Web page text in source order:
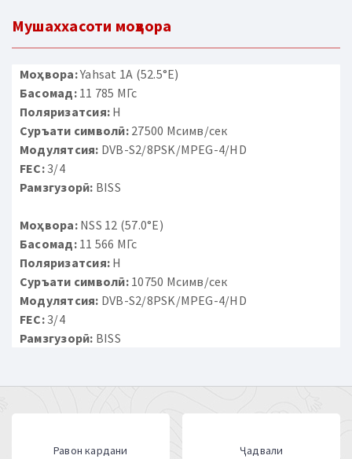
Мушаххасоти моҳвора
Моҳвора:Yahsat 1A (52.5°E)
Басомад:11 785 МГс
Поляризатсия: H
Суръати символӣ:27500 Мсимв/сек
Модулятсия: DVB-S2/8PSK/MPEG-4/HD
FEC:3/4
Рамзгузорӣ: BISS
Моҳвора:NSS 12 (57.0°E)
Басомад:11 566 МГс
Поляризатсия: H
Суръати символӣ:10750 Мсимв/сек
Модулятсия: DVB-S2/8PSK/MPEG-4/HD
FEC:3/4
Рамзгузорӣ: BISS
Равон кардани
Ҷадвали